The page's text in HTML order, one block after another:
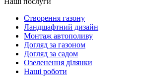
Створення газону
Ландшафтний дизайн
Монтаж автополиву
Догляд за газоном
Догляд за садом
Озеленення ділянки
Наші роботи